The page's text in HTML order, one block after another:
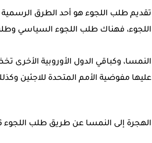
تقديم طلب اللجوء هو أحد الطرق
اللجوء، فهناك طلب اللجوء السياسي
عليها مفوضية الأمم المتحدة للاجئين
الهجرة إلى النمسا عن طريق طلب اللجوء 2026 :